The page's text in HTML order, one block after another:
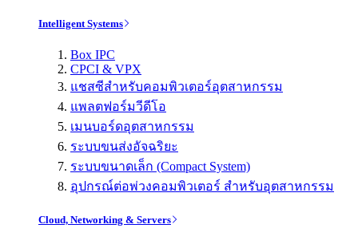
Intelligent Systems
Box IPC
CPCI & VPX
แชสซีสำหรับคอมพิวเตอร์อุตสาหกรรม
แพลตฟอร์มวีดีโอ
เมนบอร์ดอุตสาหกรรม
ระบบขนส่งอัจฉริยะ
ระบบขนาดเล็ก (Compact System)
อุปกรณ์ต่อพ่วงคอมพิวเตอร์ สำหรับอุตสาหกรรม
Cloud, Networking & Servers